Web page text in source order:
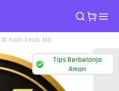
1B Koin Emas MD
Tips Berbelanja
Aman